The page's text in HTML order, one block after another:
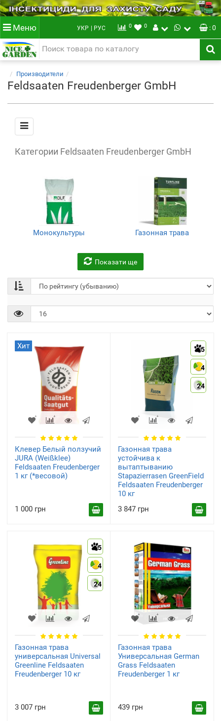
Меню УКР | РУС 0 0 : 0
Производители
Feldsaaten Freudenberger GmbH
Категории Feldsaaten Freudenberger GmbH
Монокультуры
Газонная трава
Газонная трава
Газонная трава
Газонная трава
теневыносливая
Газонная трава для
ремонта
засухоустойчивая
Показати ще
Хит
Клевер Белый ползучий
JURA (Weißklee)
Feldsaaten Freudenberger
1 кг (*весовой)
1 000 грн
5
4
24
Газонная трава
устойчива к
вытаптыванию
Stapazierrasen GreenField
Feldsaaten Freudenberger
10 кг
3 847 грн
5
4
24
Газонная трава
универсальная Universal
Greenline Feldsaaten
Freudenberger 10 кг
3 007 грн
Газонная трава
Универсальная German
Grass Feldsaaten
Freudenberger 1 кг
439 грн